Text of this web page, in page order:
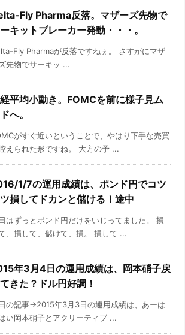
Fly Pharma反落。マザーズ先物で
キットブレーカー発動・・・。
Fly Pharmaが反落ですねぇ。 さすがにマザ
先物でサーキッ ...
平均小動き。FOMCを前に様子見ム
へ。
がすぐ近いということで、やはり下手な売買
えられた形ですね。 大方の予 ...
1/7の運用成績は、ポンド円でコツ
損してドカンと儲ける！途中
はずっとポンド円だけをいじってました。 損
、損して、儲けて、損。 損して ...
年3月4日の運用成績は、岡本硝子戻
きた？ドル円好調！
の記事→2015年3月3日の運用成績は、あーは
い岡本硝子とアクリーティブ ...